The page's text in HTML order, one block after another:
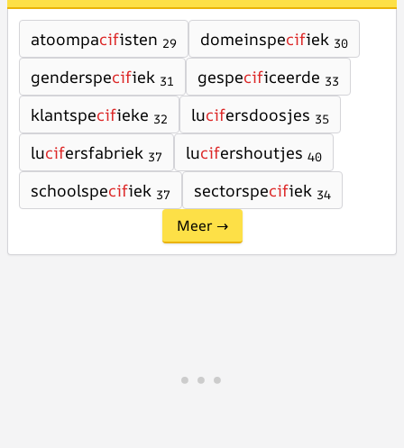
atoompacifisten 29 domeinspecifiek 30
genderspecifiek 31 gespecificeerde 33
klantspecifieke 32 lucifersdoosjes 35
lucifersfabriek 37 lucifershoutjes 40
schoolspecifiek 37 sectorspecifiek 34
Meer →